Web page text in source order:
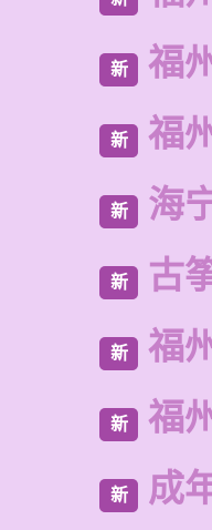
新 福
新 福
新 海
新 古
新 福
新 福
新 成